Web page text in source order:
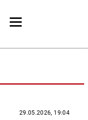
29.05.2026, 19:04